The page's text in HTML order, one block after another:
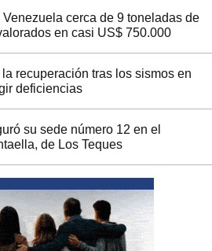
cerca de 9 toneladas de
en casi US$ 750.000
recuperación tras los sismos en
deficiencias
su sede número 12 en el
de Los Teques